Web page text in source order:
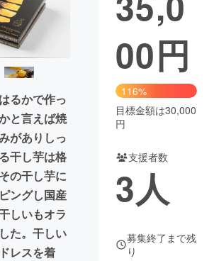
画 書籍・雑誌
・起業 チャレンジ
り・地域活性化
Social Good
CAMPFIRE Creation
るさと納税machi-ya コミュニティ
るかで作っ
と言えば焼
がありしっ
干し芋は格
の干し芋に
ングし国産
しいもオラ
た。干しい
レスを着
00円
116%
目標金額は30,000
円
支援者数
3人
募集終了まで残
り